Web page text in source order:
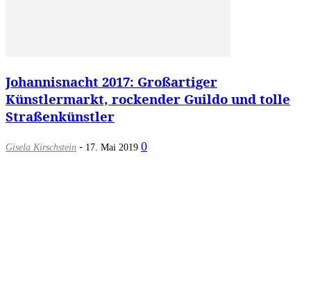
Johannisnacht 2017: Großartiger
Künstlermarkt, rockender Guildo und tolle
Straßenkünstler
Gisela Kirschstein - 17. Mai 2019 0